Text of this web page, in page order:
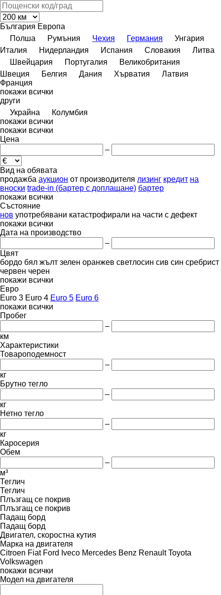
България Европа
Полша
Румъния Чехия Германия
Унгария
Италия
Нидерландия Испания Словакия
Литва
Швейцария
Португалия
Великобритания
Швеция
Белгия Дания Хърватия
Латвия
Франция
покажи всички
други
Украйна
Колумбия
покажи всички
покажи всички
Цена
–
Вид на обявата
продажба аукцион от производителя лизинг кредит на
вноски trade-in (бартер с доплащане) бартер
покажи всички
Състояние
нов употребявани катастрофирали на части с дефект
покажи всички
Дата на производство
–
Цвят
бордо бял жълт зелен оранжев светлосин сив син сребрист
червен черен
покажи всички
Евро
Euro 3 Euro 4 Euro 5 Euro 6
покажи всички
Пробег
–
км
Характеристики
Товароподемност
–
кг
Брутно тегло
–
кг
Нетно тегло
–
кг
Каросерия
Обем
–
м³
Теглич
Теглич
Плъзгащ се покрив
Плъзгащ се покрив
Падащ борд
Падащ борд
Двигател, скоростна кутия
Марка на двигателя
Citroen Fiat Ford Iveco Mercedes Benz Renault Toyota
Volkswagen
покажи всички
Модел на двигателя